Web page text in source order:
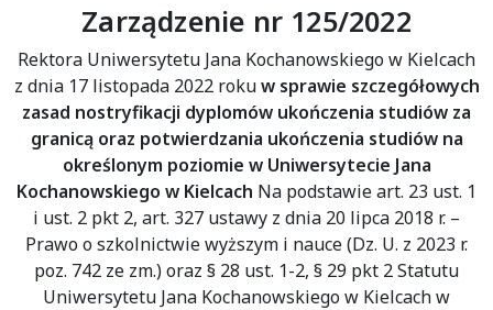
Zarządzenie nr 125/2022
Rektora Uniwersytetu Jana Kochanowskiego w Kielcach
z dnia 17 listopada 2022 rokuw sprawie szczegółowych
zasad nostryfikacji dyplomów ukończenia studiów za
granicą oraz potwierdzania ukończenia studiów na
określonym poziomie w Uniwersytecie Jana
Kochanowskiego w Kielcach Na podstawie art. 23 ust. 1
i ust. 2 pkt 2, art. 327 ustawy z dnia 20 lipca 2018 r. –
Prawo o szkolnictwie wyższym i nauce (Dz. U. z 2023 r.
poz. 742 ze zm.) oraz § 28 ust. 1-2, § 29 pkt 2 Statutu
Uniwersytetu Jana Kochanowskiego w Kielcach w